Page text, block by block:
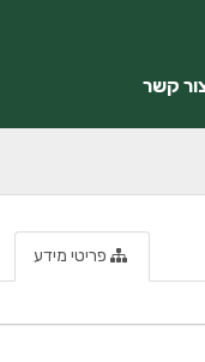
קשר
פריטי מידע